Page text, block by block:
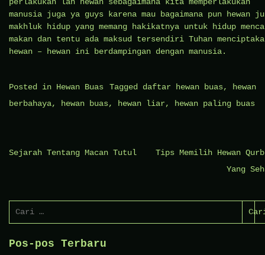
perlakukan lah hewan sebagaimana kita memperlakukan
manusia juga ya guys karena mau bagaimana pun hewan
makhluk hidup yang memang hakikatnya untuk hidup
makan dan tentu ada maksud tersendiri Tuhan
hewan – hewan ini berdampingan dengan manusia.
Posted in Hewan Buas Tagged daftar hewan buas, hewan
berbahaya, hewan buas, hewan liar, hewan paling buas
Navigasi
Sejarah Tentang Macan Tutul
Tips Memilih Hewan
Yang
Pos-pos Terbaru